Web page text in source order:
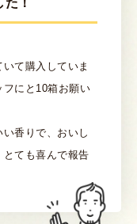
！
て購入していま
フにと10箱お願い
香りで、おいし
とても喜んで報告